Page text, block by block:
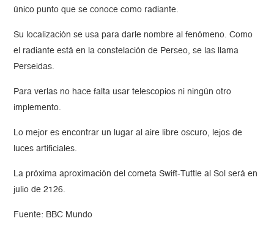
único punto que se conoce como radiante.
Su localización se usa para darle nombre al fenómeno. Como
el radiante está en la constelación de Perseo, se las llama
Perseidas.
Para verlas no hace falta usar telescopios ni ningún otro
implemento.
Lo mejor es encontrar un lugar al aire libre oscuro, lejos de
luces artificiales.
La próxima aproximación del cometa Swift-Tuttle al Sol será en
julio de 2126.
Fuente: BBC Mundo